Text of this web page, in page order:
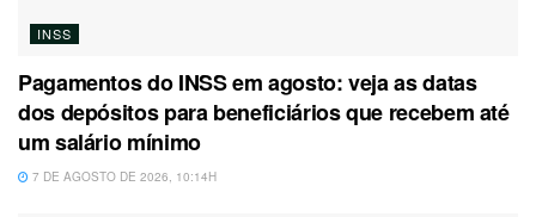
INSS
Pagamentos do INSS em agosto: veja as datas
dos depósitos para beneficiários que recebem até
um salário mínimo
7 DE AGOSTO DE 2026, 10:14H